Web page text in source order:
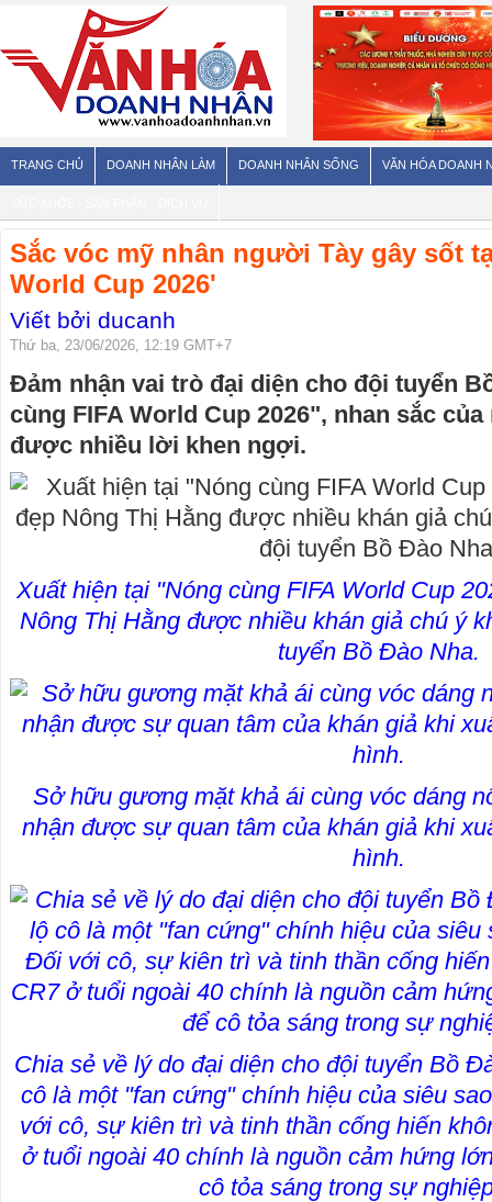
TRANG CHỦ DOANH NHÂN LÀM DOANH NHÂN SỐNG VĂN HÓA DOANH
Sắc vóc mỹ nhân người Tày gây sốt
World Cup 2026'
Viết bởi ducanh
Thứ ba, 23/06/2026, 12:19 GMT+7
Đảm nhận vai trò đại diện cho đội tuyển
cùng FIFA World Cup 2026", nhan sắc
được nhiều lời khen ngợi.
Xuất hiện tại "Nóng cùng FIFA World Cup
Nông Thị Hằng được nhiều khán giả chú ý
tuyển Bồ Đào Nha.
Sở hữu gương mặt khả ái cùng vóc dáng
nhận được sự quan tâm của khán giả khi
hình.
Chia sẻ về lý do đại diện cho đội tuyển Bồ
cô là một "fan cứng" chính hiệu của siêu
với cô, sự kiên trì và tinh thần cống hiến
ở tuổi ngoài 40 chính là nguồn cảm hứng
cô tỏa sáng trong sự